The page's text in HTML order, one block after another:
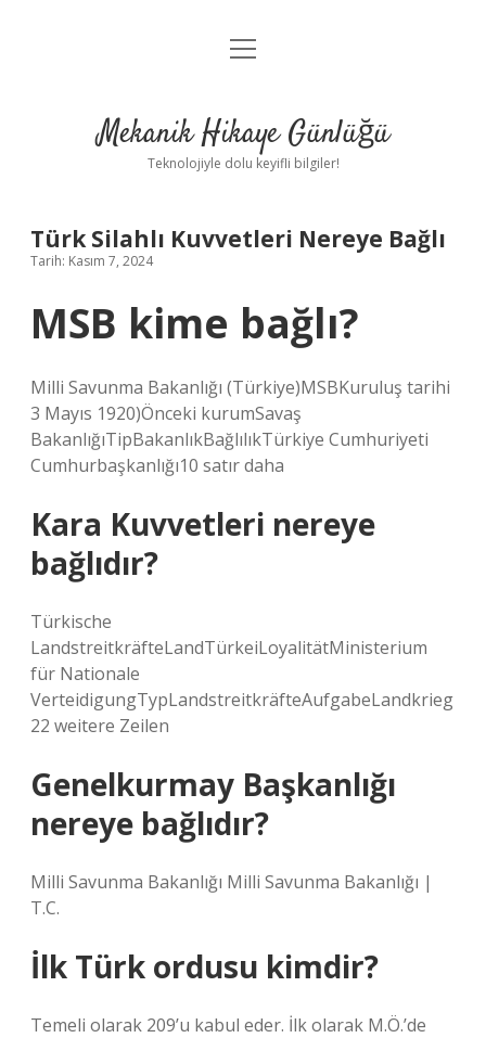
Anasayfa
Yasal Uyarı
menüyü
Mekanik Hikaye Günlüğü
Teknolojiyle dolu keyifli bilgiler!
Türk Silahlı Kuvvetleri Nereye Bağlı
Tarih: Kasım 7, 2024
MSB kime bağlı?
Milli Savunma Bakanlığı (Türkiye)MSBKuruluş tarihi
3 Mayıs 1920)Önceki kurumSavaş
BakanlığıTipBakanlıkBağlılıkTürkiye Cumhuriyeti
Cumhurbaşkanlığı10 satır daha
Kara Kuvvetleri nereye
bağlıdır?
Türkische
LandstreitkräfteLandTürkeiLoyalitätMinisterium
für Nationale
VerteidigungTypLandstreitkräfteAufgabeLandkrieg
22 weitere Zeilen
Genelkurmay Başkanlığı
nereye bağlıdır?
Milli Savunma Bakanlığı Milli Savunma Bakanlığı |
T.C.
İlk Türk ordusu kimdir?
Temeli olarak 209’u kabul eder. İlk olarak M.Ö.’de